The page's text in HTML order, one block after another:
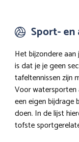
Sport-
Het bijzondere aan
is dat je je geen
tafeltennissen zijn
Voor watersporten
een eigen bijdrage
doen. In de lijst
tofste